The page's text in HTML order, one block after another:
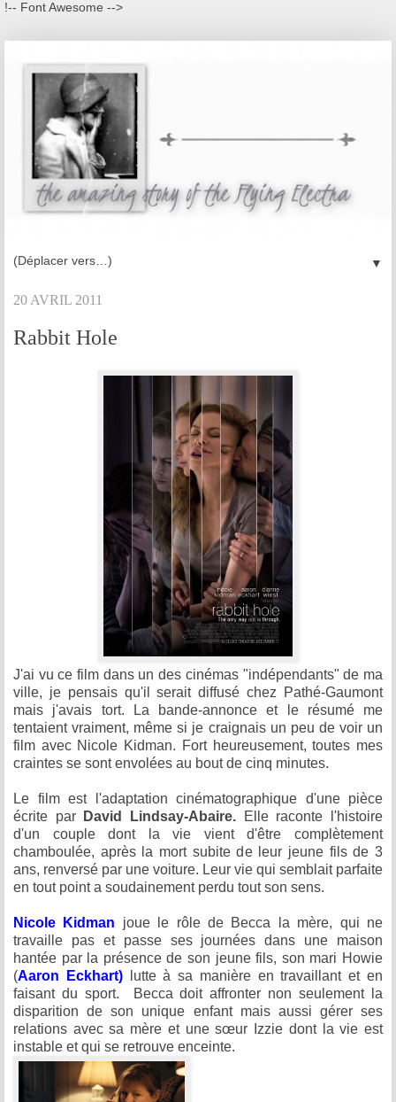
!-- Font Awesome -->
▼
20 AVRIL 2011
Rabbit Hole
J'ai vu ce film dans un des cinémas "indépendants" de ma
ville, je pensais qu'il serait diffusé chez Pathé-Gaumont
mais j'avais tort. La bande-annonce et le résumé me
tentaient vraiment, même si je craignais un peu de voir un
film avec Nicole Kidman. Fort heureusement, toutes mes
craintes se sont envolées au bout de cinq minutes.
Le film est l'adaptation cinématographique d'une pièce
écrite par
David Lindsay-Abaire. Elle raconte l'histoire
d'un couple dont la vie vient d'être complètement
chamboulée, après la mort subite de leur jeune fils de 3
ans, renversé par une voiture. Leur vie qui semblait parfaite
en tout point a soudainement perdu tout son sens.
Nicole Kidman joue le rôle de Becca la mère, qui ne
travaille pas et passe ses journées dans une maison
hantée par la présence de son jeune fils, son mari Howie
(Aaron Eckhart)lutte à sa manière en travaillant et en
faisant du sport. Becca doit affronter non seulement la
disparition de son unique enfant mais aussi gérer ses
relations avec sa mère et une sœur Izzie dont la vie est
instable et qui se retrouve enceinte.